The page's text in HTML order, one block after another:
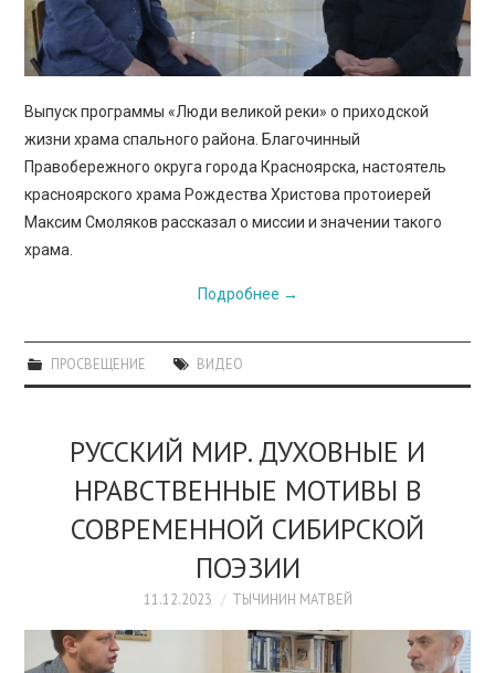
Выпуск программы «Люди великой реки» о приходской
жизни храма спального района. Благочинный
Правобережного округа города Красноярска, настоятель
красноярского храма Рождества Христова протоиерей
Максим Смоляков рассказал о миссии и значении такого
храма.
Подробнее →
ПРОСВЕЩЕНИЕ ВИДЕО
РУССКИЙ МИР. ДУХОВНЫЕ И
НРАВСТВЕННЫЕ МОТИВЫ В
СОВРЕМЕННОЙ СИБИРСКОЙ
ПОЭЗИИ
11.12.2023 ТЫЧИНИН МАТВЕЙ